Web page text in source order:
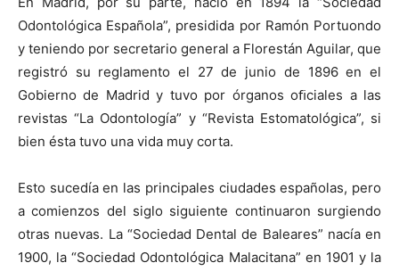
Odontológica Española”, presidida por Ramón Portuondo
y teniendo por secretario general a Florestán Aguilar, que
registró su reglamento el 27 de junio de 1896 en el
Gobierno de Madrid y tuvo por órganos oﬁciales a las
revistas “La Odontología” y “Revista Estomatológica”, si
bien ésta tuvo una vida muy corta.
Esto sucedía en las principales ciudades españolas, pero
a comienzos del siglo siguiente continuaron surgiendo
otras nuevas. La “Sociedad Dental de Baleares” nacía en
1900, la “Sociedad Odontológica Malacitana” en 1901 y la